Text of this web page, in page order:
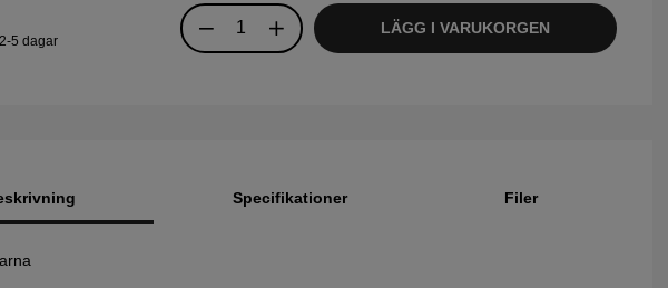
5 dagar
LÄGG I VARUKORGEN
Specifikationer Filer